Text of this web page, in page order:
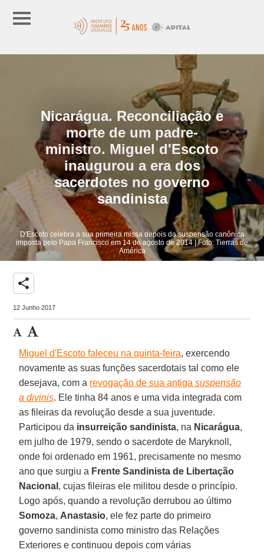
Nicarágua. Reconciliação e
morte de um padre-
ministro. Miguel d'Escoto
inaugurou a era dos
sacerdotes no governo
sandinista
D'Escoto celebra a sua primeira missa depois da suspensão canônica
imposta pelo Papa Francisco em 14 de agosto de 2014 | Foto: Tierras de
América
share
12 Junho 2017
Miguel d'Escoto faleceu na quinta-feira, exercendo
novamente as suas funções sacerdotais tal como ele
desejava, com a revogação de sua antigasuspensão
a divinis. Ele tinha 84 anos e uma vida integrada com
as fileiras da revolução desde a sua juventude.
Participou da insurreição sandinista, na Nicarágua,
em julho de 1979, sendo o sacerdote de Maryknoll,
onde foi ordenado em 1961, precisamente no mesmo
ano que surgiu a Frente Sandinista de Libertação
Nacional , cujas fileiras ele militou desde o princípio.
Logo após, quando a revolução derrubou ao último
Somoza, Anastasio, ele fez parte do primeiro
governo sandinista como ministro das Relações
Exteriores e continuou depois com várias